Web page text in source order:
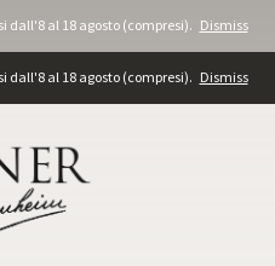
dall'8 al 18 agosto (compresi). Dismiss
dall'8 al 18 agosto (compresi). Dismiss